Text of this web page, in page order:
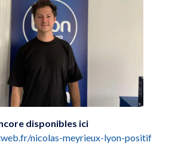
disponibles ici
nicolas-meyrieux-lyon-positif